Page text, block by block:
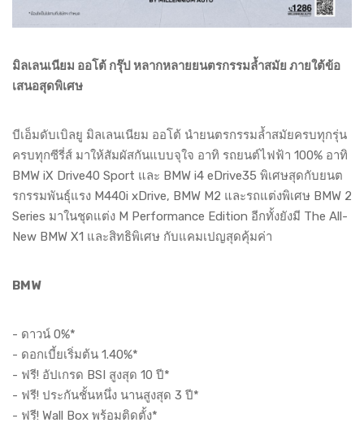
มิลเลนเนียม ออโต้ กรุ๊ป หลากหลายยนตรกรรมล้ำสมัย ภายใต้ข้อ
เสนอสุดพิเศษ
บีเอ็มดับเบิลยู มิลเลนเนียม ออโต้ นำยนตรกรรมล้ำสมัยครบทุกรุ่น
ครบทุกซีรี่ส์ มาให้สัมผัสกันแบบจุใจ อาทิ รถยนต์ไฟฟ้า 100% อาทิ
BMW iX Drive40 Sport และ BMW i4 eDrive35 พิเศษสุดกับยนต
รกรรมพันธุ์แรง M440i xDrive, BMW M2 และรถแต่งพิเศษ BMW 2
Series มาในชุดแต่ง M Performance Edition อีกทั้งยังมี The All-
New BMW X1 และสิทธิพิเศษ กับแคมเปญสุดคุ้มค่า
BMW
- ดาวน์ 0%*
- ดอกเบี้ยเริ่มต้น 1.40%*
- ฟรี! อัปเกรด BSI สูงสุด 10 ปี*
- ฟรี! ประกันชั้นหนึ่ง นานสูงสุด 3 ปี*
- ฟรี! Wall Box พร้อมติดตั้ง*